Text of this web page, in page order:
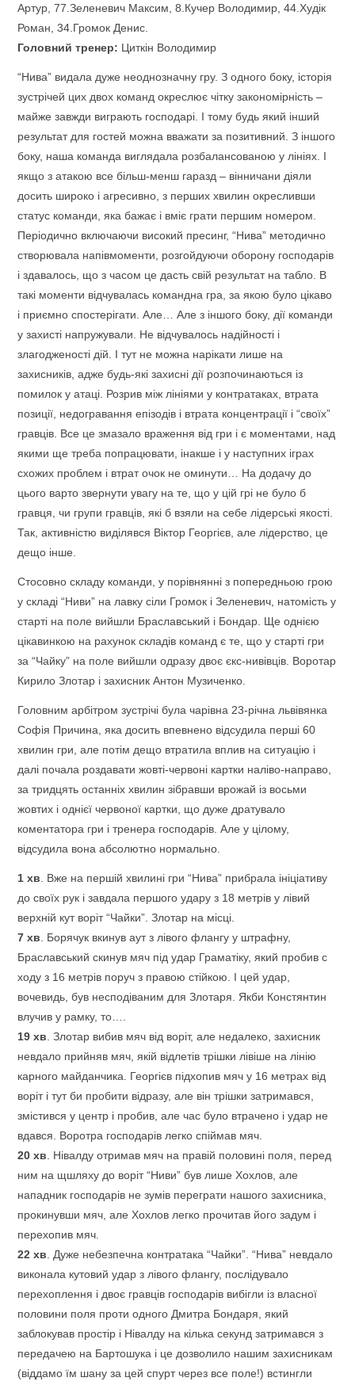
Артур, 77.Зеленевич Максим, 8.Кучер Володимир, 44.Худік
Роман, 34.Громок Денис.
Головний тренер: Циткін Володимир
“Нива” видала дуже неоднозначну гру. З одного боку, історія
зустрічей цих двох команд окреслює чітку закономірність –
майже завжди виграють господарі. І тому будь який інший
результат для гостей можна вважати за позитивний. З іншого
боку, наша команда виглядала розбалансованою у лініях. І
якщо з атакою все більш-менш гаразд – вінничани діяли
досить широко і агресивно, з перших хвилин окресливши
статус команди, яка бажає і вміє грати першим номером.
Періодично включаючи високий пресинг, “Нива” методично
створювала напівмоменти, розгойдуючи оборону господарів
і здавалось, що з часом це дасть свій результат на табло. В
такі моменти відчувалась командна гра, за якою було цікаво
і приємно спостерігати. Але… Але з іншого боку, дії команди
у захисті напружували. Не відчувалось надійності і
злагодженості дій. І тут не можна нарікати лише на
захисників, адже будь-які захисні дії розпочинаються із
помилок у атаці. Розрив між лініями у контратаках, втрата
позиції, недогравання епізодів і втрата концентрації і “своїх”
гравців. Все це змазало враження від гри і є моментами, над
якими ще треба попрацювати, інакше і у наступних іграх
схожих проблем і втрат очок не оминути… На додачу до
цього варто звернути увагу на те, що у цій грі не було б
гравця, чи групи гравців, які б взяли на себе лідерські якості.
Так, активністю виділявся Віктор Георгієв, але лідерство, це
дещо інше.
Стосовно складу команди, у порівнянні з попередньою грою
у складі “Ниви” на лавку сіли Громок і Зеленевич, натомість у
старті на поле вийшли Браславський і Бондар. Ще однією
цікавинкою на рахунок складів команд є те, що у старті гри
за “Чайку” на поле вийшли одразу двоє єкс-нивівців. Воротар
Кирило Злотар і захисник Антон Музиченко.
Головним арбітром зустрічі була чарівна 23-річна львівянка
Софія Причина, яка досить впевнено відсудила перші 60
хвилин гри, але потім дещо втратила вплив на ситуацію і
далі почала роздавати жовті-червоні картки наліво-направо,
за тридцять останніх хвилин зібравши врожай із восьми
жовтих і однієї червоної картки, що дуже дратувало
коментатора гри і тренера господарів. Але у цілому,
відсудила вона абсолютно нормально.
1 хв . Вже на першій хвилині гри “Нива” прибрала ініціативу
до своїх рук і завдала першого удару з 18 метрів у лівий
верхній кут воріт “Чайки”. Злотар на місці.
7 хв . Борячук вкинув аут з лівого флангу у штрафну,
Браславський скинув мяч під удар Граматіку, який пробив с
ходу з 16 метрів поруч з правою стійкою. І цей удар,
вочевидь, був несподіваним для Злотаря. Якби Констянтин
влучив у рамку, то….
19 хв . Злотар вибив мяч від воріт, але недалеко, захисник
невдало прийняв мяч, якій відлетів трішки лівіше на лінію
карного майданчика. Георгієв підхопив мяч у 16 метрах від
воріт і тут би пробити відразу, але він трішки затримався,
змістився у центр і пробив, але час було втрачено і удар не
вдався. Воротра господарів легко спіймав мяч.
20 хв . Нівалду отримав мяч на правій половині поля, перед
ним на щшляху до воріт “Ниви” був лише Хохлов, але
нападник господарів не зумів переграти нашого захисника,
прокинувши мяч, але Хохлов легко прочитав його задум і
перехопив мяч.
22 хв . Дуже небезпечна контратака “Чайки”. “Нива” невдало
виконала кутовий удар з лівого флангу, послідувало
перехоплення і двоє гравців господарів вибігли із власної
половини поля проти одного Дмитра Бондаря, який
заблокував простір і Нівалду на кілька секунд затримався з
передачею на Бартошука і це дозволило нашим захисникам
(віддамо їм шану за цей спурт через все поле!) встингли